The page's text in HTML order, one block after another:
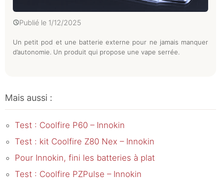
Publié le 1/12/2025
Un petit pod et une batterie externe pour ne jamais manquer
d’autonomie. Un produit qui propose une vape serrée.
Mais aussi :
Test : Coolfire P60 – Innokin
Test : kit Coolfire Z80 Nex – Innokin
Pour Innokin, fini les batteries à plat
Test : Coolfire PZPulse – Innokin